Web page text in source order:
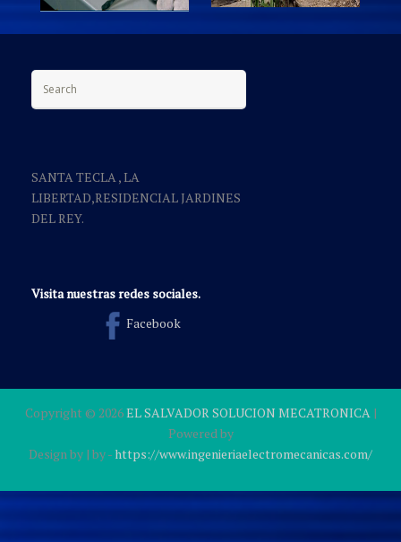
SANTA TECLA , LA
LIBERTAD,RESIDENCIAL JARDINES
DEL REY.
Visita nuestras redes sociales.
Facebook
Copyright © 2026EL SALVADOR SOLUCION MECATRONICA |
Powered by
Design by | by-https://www.ingenieriaelectromecanicas.com/